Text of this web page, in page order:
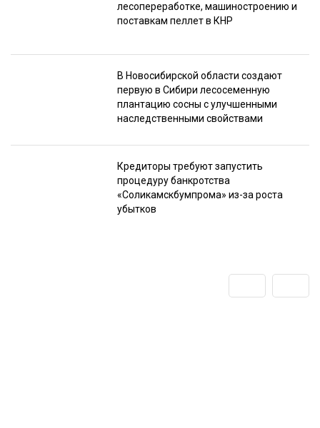
лесопереработке, машиностроению и
поставкам пеллет в КНР
В Новосибирской области создают
первую в Сибири лесосеменную
плантацию сосны с улучшенными
наследственными свойствами
Кредиторы требуют запустить
процедуру банкротства
«Соликамскбумпрома» из-за роста
убытков